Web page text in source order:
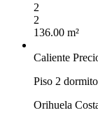
2
2
136.00 m²
Caliente
Piso 2
Orihuela